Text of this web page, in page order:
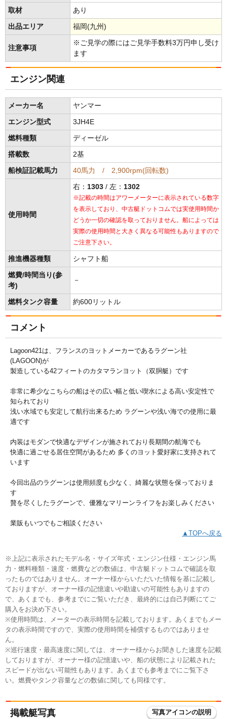
取材 あり
出品エリア 福岡(九州)
注意事項
※ご見学の際にはご見学手数料3万円申し受け
ます
エンジン関連
メーカー名 ヤンマー
エンジン型式 3JH4E
燃料種類 ディーゼル
搭載数 2基
船検証記載馬力 40馬力 / 2,900rpm(回転数)
使用時間
右： 1303 / 左： 1302
※記載の時間はアワーメーターに表示されている数字
を表示しており、中古艇ドットコムでは実使用時間か
どうか一切の確認を取っておりません。船によっては
実際の使用時間と大きく異なる可能性もありますので
ご注意下さい。
推進機器種類 シャフト船
燃費/時間当り(参
考)
－
燃料タンク容量 約600リットル
コメント
Lagoon421は、フランスのヨットメーカーであるラグーン社
(LAGOON)が
製造している42フィートのカタマランヨット（双胴艇）です
非常に希少なこちらの船はその広い幅と低い喫水による高い安定性で
知られており
浅い水域でも安定して航行出来るため ラグーンや浅い海での使用に最
適です
内装はモダンで快適なデザインが施されており長期間の航海でも
快適に過ごせる居住空間があるため 多くのヨット愛好家に支持されて
います
今回出品のラグーンは使用頻度も少なく、綺麗な状態を保っておりま
す
贅を尽くしたラグーンで、優雅なマリーンライフをお楽しみください
業販もいつでもご相談ください
▲TOPへ戻る
※上記に表示されたモデル名・サイズ年式・エンジン仕様・エンジン馬
力・燃料種類・速度・燃費などの数値は、中古艇ドットコムで確認を取
ったものではありません。オーナー様からいただいた情報を基に記載し
ておりますが、オーナー様の記憶違いや勘違いの可能性もありますの
で、あくまでも、参考までにご覧いただき、最終的には自己判断にてご
購入をお決め下さい。
※使用時間は、メーターの表示時間を記載しております。あくまでもメー
タの表示時間ですので、実際の使用時間を補償するものではありませ
ん。
※巡行速度・最高速度に関しては、オーナー様からお聞きした速度を記載
しておりますが、オーナー様の記憶違いや、船の状態により記載された
スピードが出ない可能性もあります。あくまでも参考までにご覧下さ
い。燃費やタンク容量などの数値に関しても同様です。
掲載艇写真 写真アイコンの説明